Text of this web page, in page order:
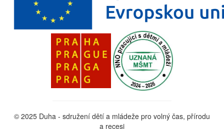
© 2025 Duha - sdružení dětí a mládeže pro volný čas, přírodu
a recesi